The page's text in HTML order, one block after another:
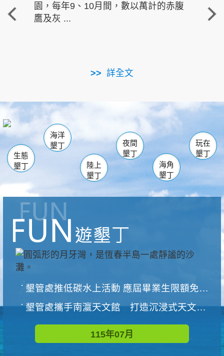
園，每年9、10月間，數以萬計的赤腹
鷹及灰 ...
詳全文
重
走進
南仁湖
海生館
恆春 佳樂水
龍鑾潭自然中心 森林遊樂區
瓊麻館
關山 墾管處遊客中心
社頂公園 風吹沙
船帆石
白砂 龍磐公園
香蕉灣
砂島
鵝鑾鼻
生態
墾丁
海洋
墾丁
陸上
墾丁
夜間
墾丁
海角
墾丁
玩在
墾丁
墾管處推低碳水上活動 應屆畢業生限額免費參加
墾管處攜手南瀛天文館 打造沉浸式天文探索營隊
115年07月